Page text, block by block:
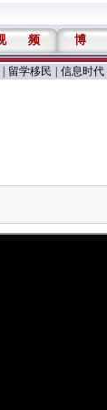
频 博
留学移民 信息时代